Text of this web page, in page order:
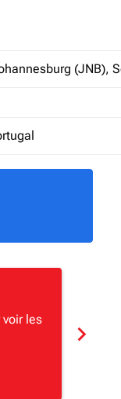
voir les
chevron_right